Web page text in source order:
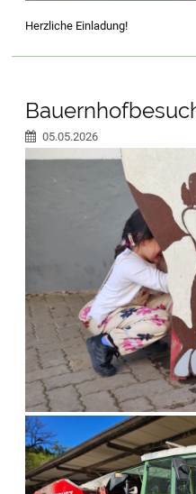
Herzliche Einladung!
05.05.2026